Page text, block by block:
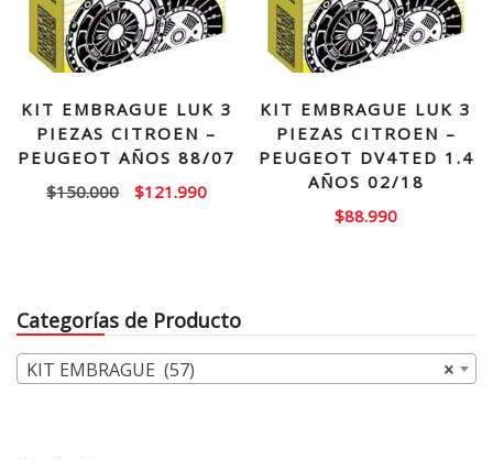
KIT EMBRAGUE LUK 3
PIEZAS CITROEN –
PEUGEOT AÑOS 88/07
$150.000
El
$121.990El
KIT EMBRAGUE LUK 3
PIEZAS CITROEN –
PEUGEOT DV4TED 1.4
AÑOS 02/18
$88.990
Categorías de Producto
×
KIT EMBRAGUE (57)